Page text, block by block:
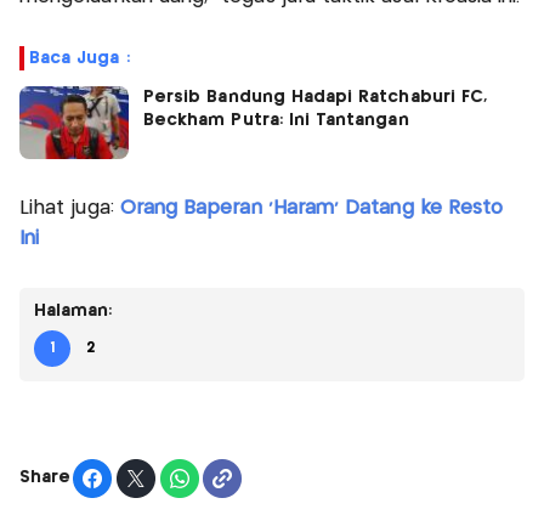
Baca Juga :
Persib Bandung Hadapi Ratchaburi FC,
Beckham Putra: Ini Tantangan
Lihat juga: Orang Baperan 'Haram' Datang ke Resto
Ini
Halaman:
1 2
Share